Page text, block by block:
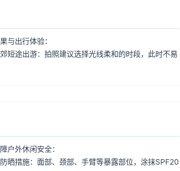
与出行体验：
短途出游：拍照建议选择光线柔和的时段，此时不易
户外休闲安全：
晒措施：面部、颈部、手臂等暴露部位，涂抹SPF20